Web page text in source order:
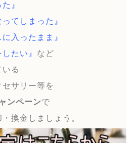
』
てしまった』
入ったまま』
たい』 など
る
サリー等を
ンペーンで
換金しましょう。